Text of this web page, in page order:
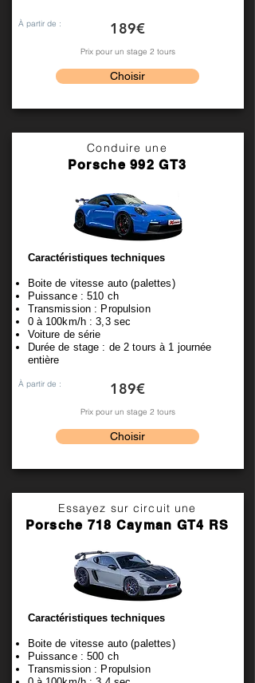
À partir de : 189€
Prix pour un stage 2 tours
Choisir
Conduire une
Porsche 992 GT3
Caractéristiques techniques
Boite de vitesse auto (palettes)
Puissance : 510 ch
Transmission : Propulsion
0 à 100km/h : 3,3 sec
Voiture de série
Durée de stage : de 2 tours à 1 journée
entière
À partir de : 189€
Prix pour un stage 2 tours
Choisir
Essayez sur circuit une
Porsche 718 Cayman GT4 RS
Caractéristiques techniques
Boite de vitesse auto (palettes)
Puissance : 500 ch
Transmission : Propulsion